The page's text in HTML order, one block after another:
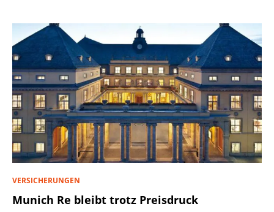
VERSICHERUNGEN
Munich Re bleibt trotz Preisdruck